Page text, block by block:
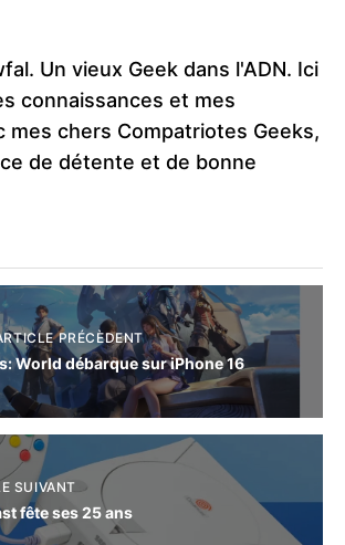
Un vieux Geek dans l'ADN. Ici
connaissances et mes
mes chers Compatriotes Geeks,
de détente et de bonne
PRÉCÈDENT
World débarque sur iPhone 16
SUIVANT
fête ses 25 ans